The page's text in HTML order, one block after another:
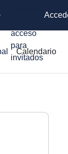
acceso
para
invitados
Calendario